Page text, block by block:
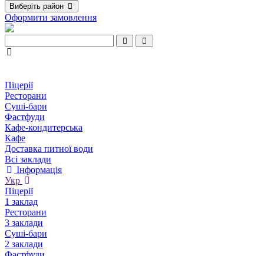
Виберіть район
Оформити замовлення
Піцерії
Ресторани
Суші-бари
Фастфуди
Кафе-кондитерська
Кафе
Доставка питної води
Всі заклади
Інформація
Укр
Піцерії
1 заклад
Ресторани
3 заклади
Суші-бари
2 заклади